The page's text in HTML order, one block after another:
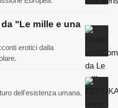
"Le mille e una
erotici dalla
dell'esistenza umana.